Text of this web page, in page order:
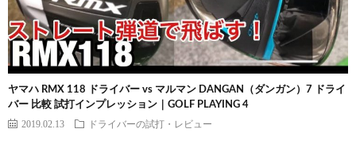
ヤマハ RMX 118 ドライバー vs マルマン DANGAN（ダンガン）7 ドライ
バー 比較 試打インプレッション｜GOLF PLAYING 4
2019.02.13 ドライバーの試打・レビュー